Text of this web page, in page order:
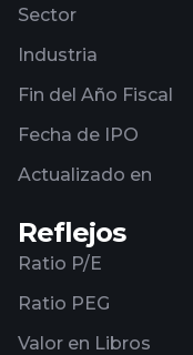
Sector
Industria
Fin del Año Fiscal
Fecha de IPO
Actualizado en
Reflejos
Ratio P/E
Ratio PEG
Valor en Libros